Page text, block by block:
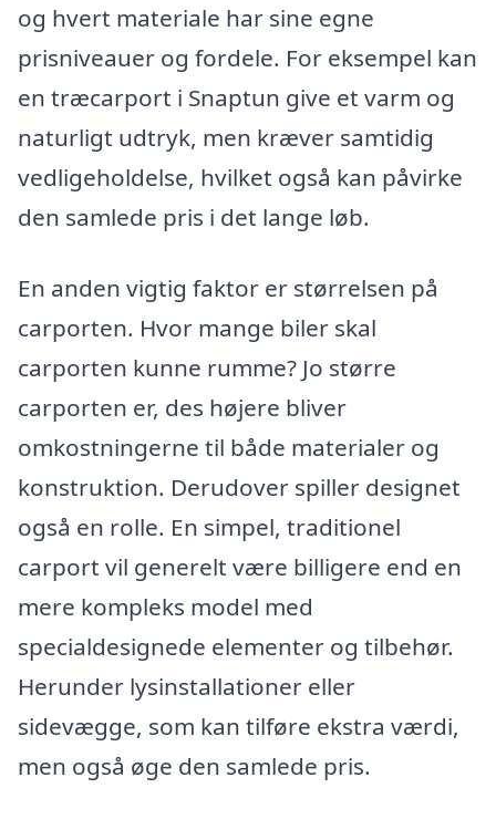
og hvert materiale har sine egne
prisniveauer og fordele. For eksempel kan
en træcarport i Snaptun give et varm og
naturligt udtryk, men kræver samtidig
vedligeholdelse, hvilket også kan påvirke
den samlede pris i det lange løb.
En anden vigtig faktor er størrelsen på
carporten. Hvor mange biler skal
carporten kunne rumme? Jo større
carporten er, des højere bliver
omkostningerne til både materialer og
konstruktion. Derudover spiller designet
også en rolle. En simpel, traditionel
carport vil generelt være billigere end en
mere kompleks model med
specialdesignede elementer og tilbehør.
Herunder lysinstallationer eller
sidevægge, som kan tilføre ekstra værdi,
men også øge den samlede pris.